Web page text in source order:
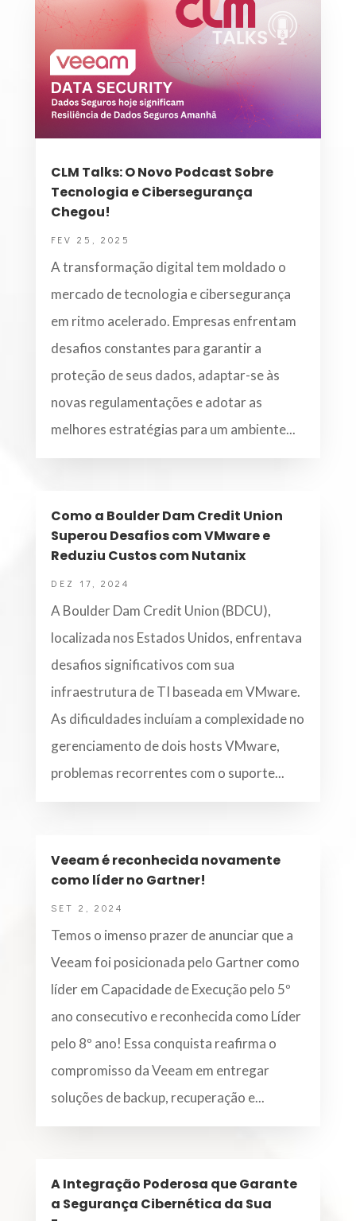
CLM Talks: O Novo Podcast Sobre
Tecnologia e Cibersegurança
Chegou!
FEV 25, 2025
A transformação digital tem moldado o
mercado de tecnologia e cibersegurança
em ritmo acelerado. Empresas enfrentam
desafios constantes para garantir a
proteção de seus dados, adaptar-se às
novas regulamentações e adotar as
melhores estratégias para um ambiente...
Como a Boulder Dam Credit Union
Superou Desafios com VMware e
Reduziu Custos com Nutanix
DEZ 17, 2024
A Boulder Dam Credit Union (BDCU),
localizada nos Estados Unidos, enfrentava
desafios significativos com sua
infraestrutura de TI baseada em VMware.
As dificuldades incluíam a complexidade no
gerenciamento de dois hosts VMware,
problemas recorrentes com o suporte...
Veeam é reconhecida novamente
como líder no Gartner!
SET 2, 2024
Temos o imenso prazer de anunciar que a
Veeam foi posicionada pelo Gartner como
líder em Capacidade de Execução pelo 5º
ano consecutivo e reconhecida como Líder
pelo 8º ano! Essa conquista reafirma o
compromisso da Veeam em entregar
soluções de backup, recuperação e...
A Integração Poderosa que Garante
a Segurança Cibernética da Sua